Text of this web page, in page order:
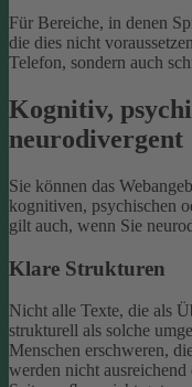
Für Bereiche, in denen
die dies nicht
Telefon, sondern auch
Kognitiv,
neurodivergent
Sie können das
kognitiven, psychischen
gilt auch, wenn Sie
Klare Strukturen
Nicht alle Texte, die als
strukturell als solche
Menschen erschweren,
werden nicht